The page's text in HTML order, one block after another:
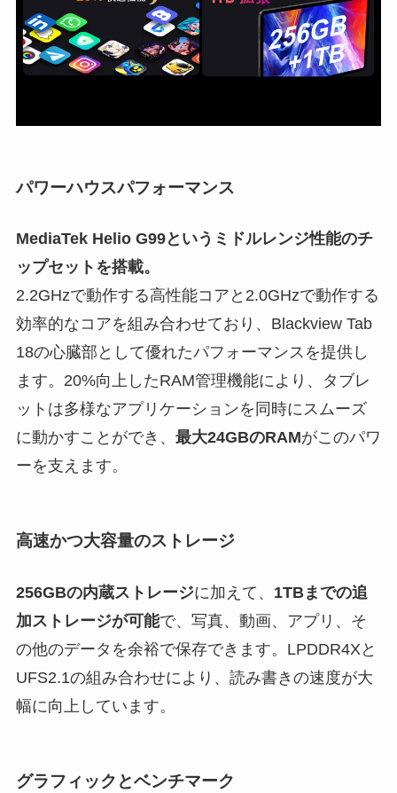
パワーハウスパフォーマンス
MediaTek Helio G99というミドルレンジ性能のチ
ップセットを搭載。
2.2GHzで動作する高性能コアと2.0GHzで動作する
効率的なコアを組み合わせており、Blackview Tab
18の心臓部として優れたパフォーマンスを提供し
ます。20%向上したRAM管理機能により、タブレ
ットは多様なアプリケーションを同時にスムーズ
に動かすことができ、 最大24GBのRAMがこのパワ
ーを支えます。
高速かつ大容量のストレージ
256GBの内蔵ストレージに加えて、 1TBまでの追
加ストレージが可能で、写真、動画、アプリ、そ
の他のデータを余裕で保存できます。LPDDR4Xと
UFS2.1の組み合わせにより、読み書きの速度が大
幅に向上しています。
グラフィックとベンチマーク